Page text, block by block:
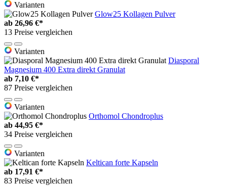
Varianten
Glow25 Kollagen Pulver
ab 26,96 €*
13 Preise vergleichen
Varianten
Diasporal
Magnesium 400 Extra direkt Granulat
ab 7,10 €*
87 Preise vergleichen
Varianten
Orthomol Chondroplus
ab 44,95 €*
34 Preise vergleichen
Varianten
Keltican forte Kapseln
ab 17,91 €*
83 Preise vergleichen